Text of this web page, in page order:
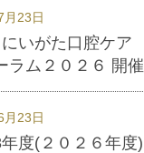
月23日
いがた口腔ケア
ラム２０２６ 開催
月23日
度(２０２６年度)